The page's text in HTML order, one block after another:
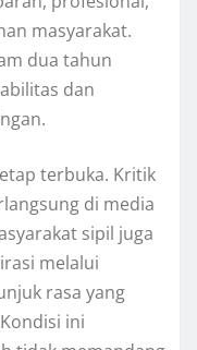
masyarakat.
dua tahun
dan
terbuka. Kritik
di media
sipil juga
melalui
rasa yang
ini